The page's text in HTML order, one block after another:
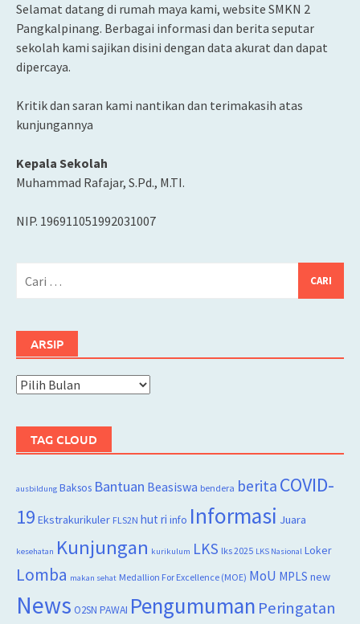
Selamat datang di rumah maya kami, website SMKN 2
Pangkalpinang. Berbagai informasi dan berita seputar
sekolah kami sajikan disini dengan data akurat dan dapat
dipercaya.
Kritik dan saran kami nantikan dan terimakasih atas
kunjungannya
Kepala Sekolah
Muhammad Rafajar, S.Pd., M.TI.
NIP. 196911051992031007
ARSIP
Arsip
TAG CLOUD
ausbildung Baksos Bantuan Beasiswa bendera berita COVID-
19 Ekstrakurikuler FLS2N hut ri info Informasi Juara
kesehatan Kunjungan kurikulum LKS lks 2025 LKS Nasional Loker
Lomba makan sehat Medallion For Excellence (MOE) MoU MPLS new
News O2SN PAWAI Pengumuman Peringatan